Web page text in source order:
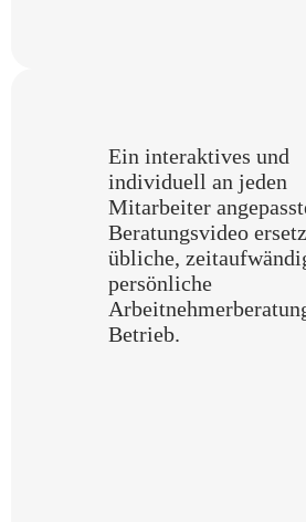
Ein interaktives und
individuell an jeden
Mitarbeiter
Beratungsvideo
übliche,
persönliche
Betrieb.